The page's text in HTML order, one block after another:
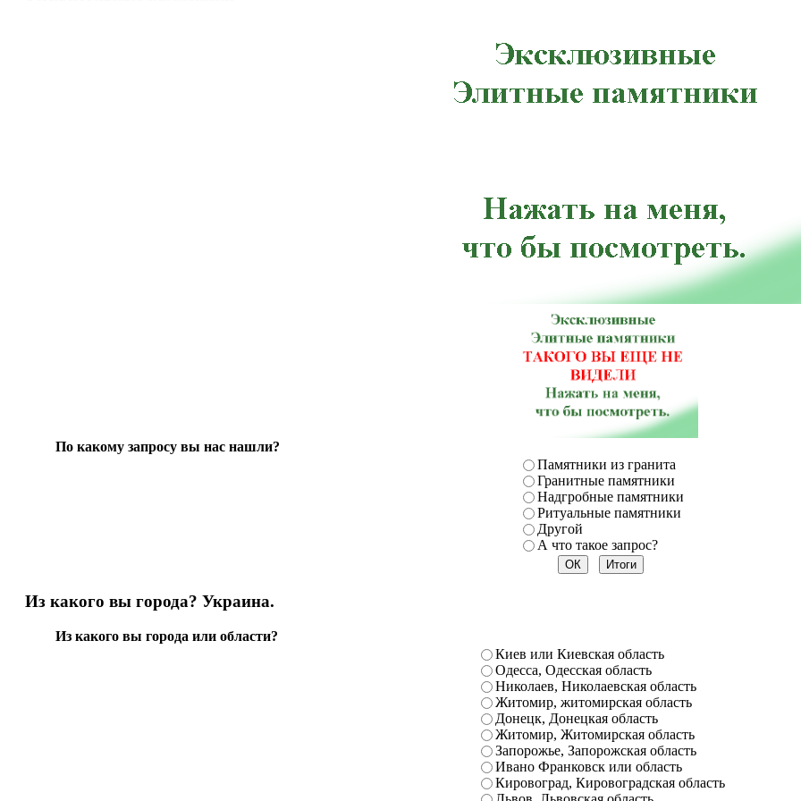
По какому запросу вы нас нашли?
Памятники из гранита
Гранитные памятники
Надгробные памятники
Ритуальные памятники
Другой
А что такое запрос?
Из какого вы города? Украина.
Из какого вы города или области?
Киев или Киевская область
Одесса, Одесская область
Николаев, Николаевская область
Житомир, житомирская область
Донецк, Донецкая область
Житомир, Житомирская область
Запорожье, Запорожская область
Ивано Франковск или область
Кировоград, Кировоградская область